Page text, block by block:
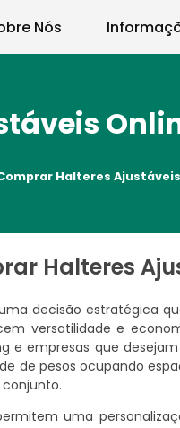
Nós
Halteres
Halteres
decisão estratégica
versatilidade e
e empresas que
de pesos ocupando
uma